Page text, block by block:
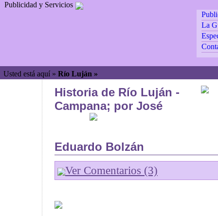
Publicidad y Servicios
La
Usted está aquí » Río Luján »
Historia de Río Luján -
Campana; por José
Eduardo Bolzán
Ver Comentarios (3)